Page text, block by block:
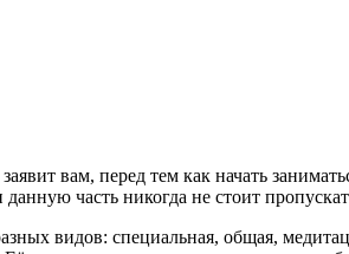
вам, перед тем как начать
данную часть никогда не стоит
видов: специальная, общая,